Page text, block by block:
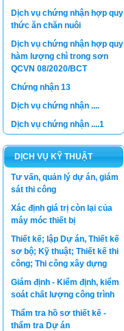
Dịch vụ chứng nhận hợp quy
thức ăn chăn nuôi
Dịch vụ chứng nhận hợp quy
hàm lượng chì trong sơn
QCVN 08/2020/BCT
Chứng nhận 13
Dịch vụ chứng nhận ....
Dịch vụ chứng nhận ....1
DỊCH VỤ KỸ THUẬT
Tư vấn, quản lý dự án, giám
sát thi công
Xác định giá trị còn lại của
máy móc thiết bị
Thiết kế; lập Dự án, Thiết kế
sơ bộ; Kỹ thuật; Thiết kế thi
công; Thi công xây dựng
Giám định - Kiểm định, kiểm
soát chất lượng công trình
Thẩm tra hồ sơ thiết kế -
thẩm tra Dự án